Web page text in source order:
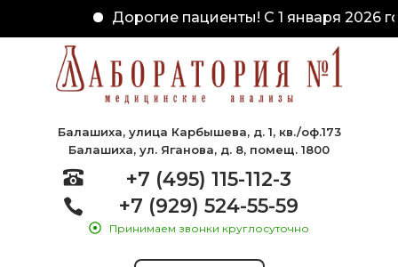
Дорогие пациенты! С 1 января 2026
Балашиха, улица Карбышева, д. 1, кв./оф.173
Балашиха, ул. Яганова, д. 8, помещ. 1800
+7 (495) 115-112-3
+7 (929) 524-55-59
Принимаем звонки круглосуточно